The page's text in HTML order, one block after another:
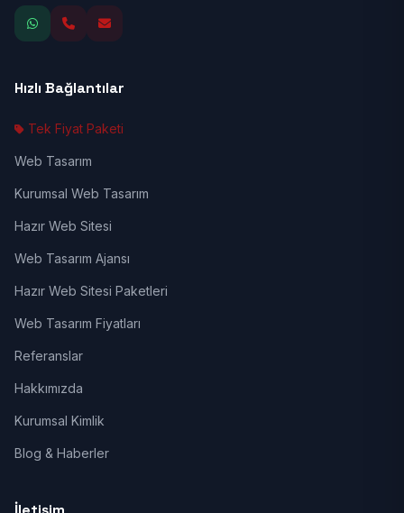
Hızlı Bağlantılar
Tek Fiyat Paketi
Web Tasarım
Kurumsal Web Tasarım
Hazır Web Sitesi
Web Tasarım Ajansı
Hazır Web Sitesi Paketleri
Web Tasarım Fiyatları
Referanslar
Hakkımızda
Kurumsal Kimlik
Blog & Haberler